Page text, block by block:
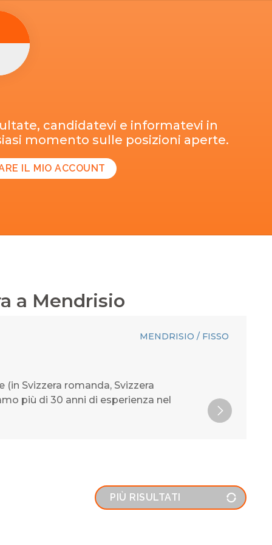
candidatevi e informatevi in
momento sulle posizioni aperte.
IL MIO ACCOUNT
a Mendrisio
MENDRISIO / FISSO
(in Svizzera romanda, Svizzera
più di 30 anni di esperienza nel
PIÙ RISULTATI